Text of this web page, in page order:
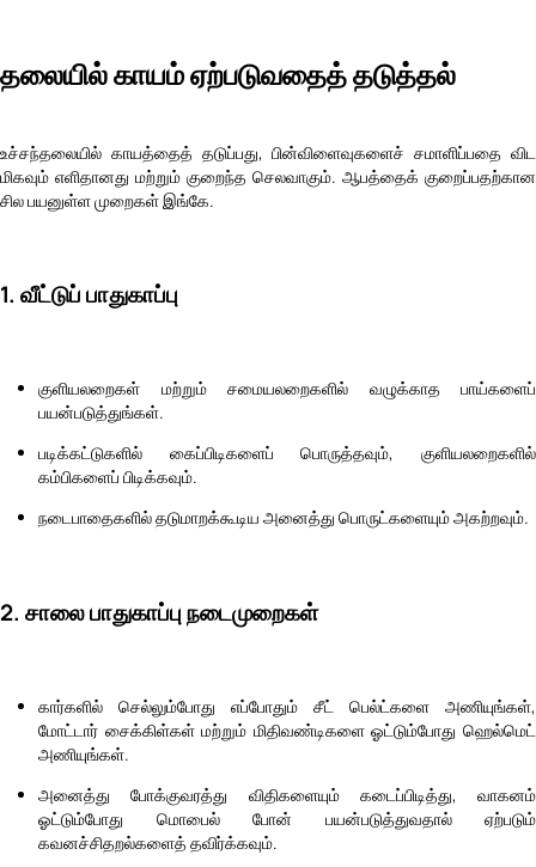
தலையில் காயம் ஏற்படுவதைத் தடுத்தல்
உச்சந்தலையில் காயத்தைத் தடுப்பது, பின்விளைவுகளைச் சமாளிப்பதை விட
மிகவும் எளிதானது மற்றும் குறைந்த செலவாகும். ஆபத்தைக் குறைப்பதற்கான
சில பயனுள்ள முறைகள் இங்கே.
1. வீட்டுப் பாதுகாப்பு
குளியலறைகள் மற்றும் சமையலறைகளில் வழுக்காத பாய்களைப்
பயன்படுத்துங்கள்.
படிக்கட்டுகளில் கைப்பிடிகளைப் பொருத்தவும், குளியலறைகளில்
கம்பிகளைப் பிடிக்கவும்.
நடைபாதைகளில் தடுமாறக்கூடிய அனைத்து பொருட்களையும் அகற்றவும்.
2. சாலை பாதுகாப்பு நடைமுறைகள்
கார்களில் செல்லும்போது எப்போதும் சீட் பெல்ட்களை அணியுங்கள்,
மோட்டார் சைக்கிள்கள் மற்றும் மிதிவண்டிகளை ஓட்டும்போது ஹெல்மெட்
அணியுங்கள்.
அனைத்து போக்குவரத்து விதிகளையும் கடைப்பிடித்து, வாகனம்
ஓட்டும்போது மொபைல் போன் பயன்படுத்துவதால் ஏற்படும்
கவனச்சிதறல்களைத் தவிர்க்கவும்.